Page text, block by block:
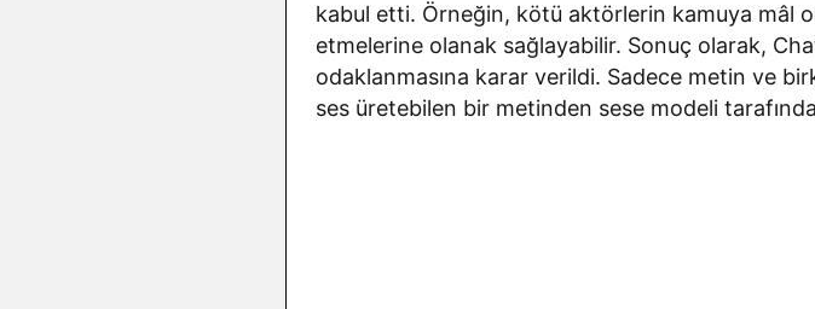
kabul etti. Örneğin, kötü aktörlerin kamuya mâl
etmelerine olanak sağlayabilir. Sonuç olarak,
odaklanmasına karar verildi. Sadece metin ve
ses üretebilen bir metinden sese modeli